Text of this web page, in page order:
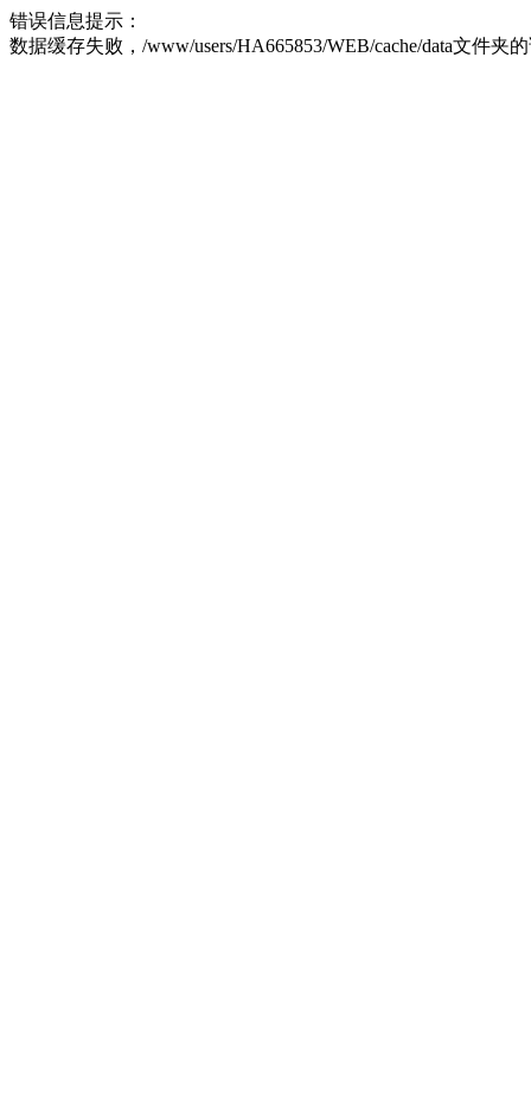
错误信息提示：
数据缓存失败，/www/users/HA665853/WEB/cache/data文件夹